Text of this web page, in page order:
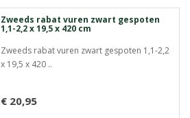
Zweeds rabat vuren zwart gespoten
1,1-2,2 x 19,5 x 420 cm
Zweeds rabat vuren zwart gespoten 1,1-2,2
x 19,5 x 420 ..
€ 20,95